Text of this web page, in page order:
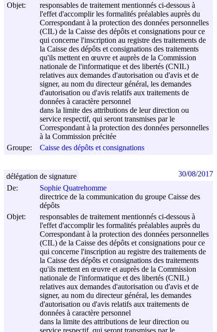
Objet:
responsables de traitement mentionnés ci-dessous à
l'effet d'accomplir les formalités préalables auprès du
Correspondant à la protection des données personnelles
(CIL) de la Caisse des dépôts et consignations pour ce
qui concerne l'inscription au registre des traitements de
la Caisse des dépôts et consignations des traitements
qu'ils mettent en œuvre et auprès de la Commission
nationale de l'informatique et des libertés (CNIL)
relatives aux demandes d'autorisation ou d'avis et de
signer, au nom du directeur général, les demandes
d'autorisation ou d'avis relatifs aux traitements de
données à caractère personnel
dans la limite des attributions de leur direction ou
service respectif, qui seront transmises par le
Correspondant à la protection des données personnelles
à la Commission précitée
Groupe:
Caisse des dépôts et consignations
De:
Sophie Quatrehomme
directrice de la communication du groupe Caisse des
dépôts
Objet:
responsables de traitement mentionnés ci-dessous à
l'effet d'accomplir les formalités préalables auprès du
Correspondant à la protection des données personnelles
(CIL) de la Caisse des dépôts et consignations pour ce
qui concerne l'inscription au registre des traitements de
la Caisse des dépôts et consignations des traitements
qu'ils mettent en œuvre et auprès de la Commission
nationale de l'informatique et des libertés (CNIL)
relatives aux demandes d'autorisation ou d'avis et de
signer, au nom du directeur général, les demandes
d'autorisation ou d'avis relatifs aux traitements de
données à caractère personnel
dans la limite des attributions de leur direction ou
délégation de signature 30/08/2017